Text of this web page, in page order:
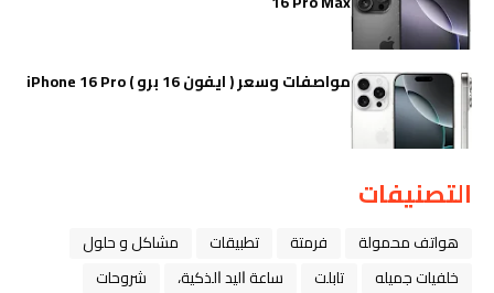
مواصفات وسعر ( ايفون 16 برو ) iPhone 16 Pro
التصنيفات
هواتف محمولة فرمتة تطبيقات
مشاكل و حلول
خلفيات جميله
تابلت ﺳﺎﻋﺔ ﺍﻟﻴﺪ ﺍﻟﺬﻛﻴﺔ،
شروحات